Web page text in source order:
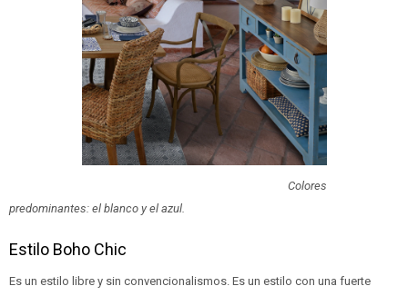
Colores
predominantes: el blanco y el azul.
Estilo Boho Chic
Es un estilo libre y sin convencionalismos. Es un estilo con una fuerte